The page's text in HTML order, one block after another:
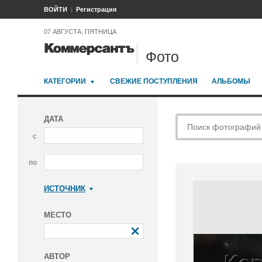
ВОЙТИ Регистрация
07 АВГУСТА, ПЯТНИЦА
Фото
КАТЕГОРИИ СВЕЖИЕ ПОСТУПЛЕНИЯ АЛЬБОМЫ
ДАТА
с
по
ИСТОЧНИК
МЕСТО
АВТОР